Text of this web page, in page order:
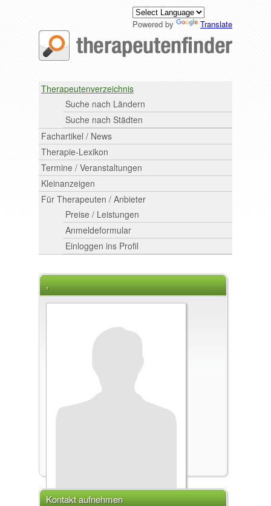
Powered by Translate
Therapeutenverzeichnis
Suche nach Ländern
Suche nach Städten
Fachartikel / News
Therapie-Lexikon
Termine / Veranstaltungen
Kleinanzeigen
Für Therapeuten / Anbieter
Preise / Leistungen
Anmeldeformular
Einloggen ins Profil
,
Kontakt aufnehmen